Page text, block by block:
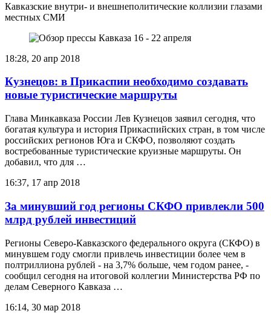
Кавказские внутри- и внешнеполитические коллизии глазами
местных СМИ
18:28, 20 апр 2018
Кузнецов: в Прикаспии необходимо создавать
новые туристические маршруты
Глава Минкавказа России Лев Кузнецов заявил сегодня, что
богатая культура и история Прикаспийских стран, в том числе
российских регионов Юга и СКФО, позволяют создать
востребованные туристические круизные маршруты. Он
добавил, что для …
16:37, 17 апр 2018
За минувший год регионы СКФО привлекли 500
млрд рублей инвестиций
Регионы Северо-Кавказского федерального округа (СКФО) в
минувшем году смогли привлечь инвестиции более чем в
полтриллиона рублей - на 3,7% больше, чем годом ранее, -
сообщил сегодня на итоговой коллегии Министерства РФ по
делам Северного Кавказа …
16:14, 30 мар 2018